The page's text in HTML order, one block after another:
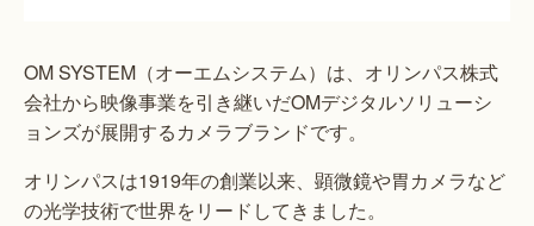
OM SYSTEM（オーエムシステム）は、オリンパス株式
会社から映像事業を引き継いだOMデジタルソリューシ
ョンズが展開するカメラブランドです。
オリンパスは1919年の創業以来、顕微鏡や胃カメラなど
の光学技術で世界をリードしてきました。